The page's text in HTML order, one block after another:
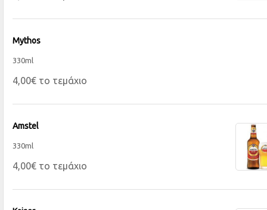
Mythos
330ml
4,00€ το τεμάχιο
Amstel
330ml
4,00€ το τεμάχιο